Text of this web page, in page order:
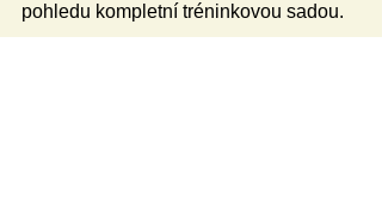
pohledu kompletní tréninkovou sadou.